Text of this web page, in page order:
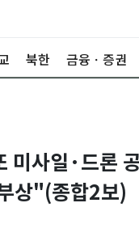
북한 금융ㆍ증권
미사일·드론
상"(종합2보)